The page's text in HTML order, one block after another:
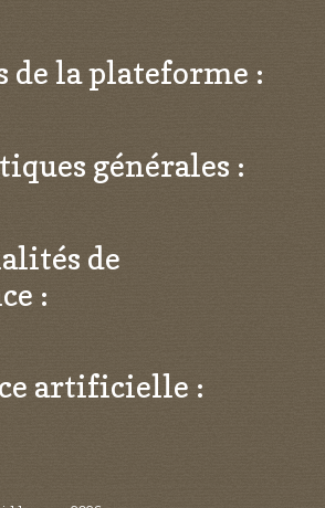
de la plateforme :
générales :
de
:
artificielle :